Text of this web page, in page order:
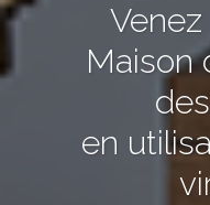
Maison
en